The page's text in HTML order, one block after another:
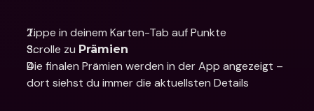
Tippe in deinem Karten-Tab auf Punkte
Scrolle zu Prämien
Die finalen Prämien werden in der App angezeigt –
dort siehst du immer die aktuellsten Details